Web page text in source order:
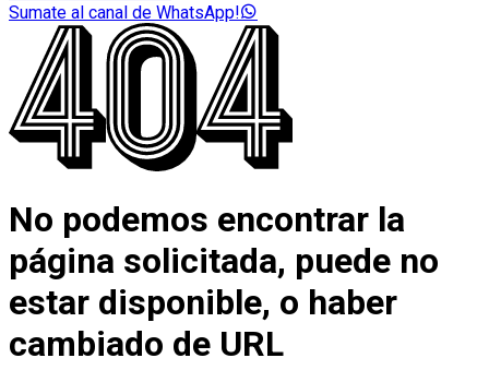
Sumate al canal de WhatsApp!
No podemos encontrar la
página solicitada, puede no
estar disponible, o haber
cambiado de URL